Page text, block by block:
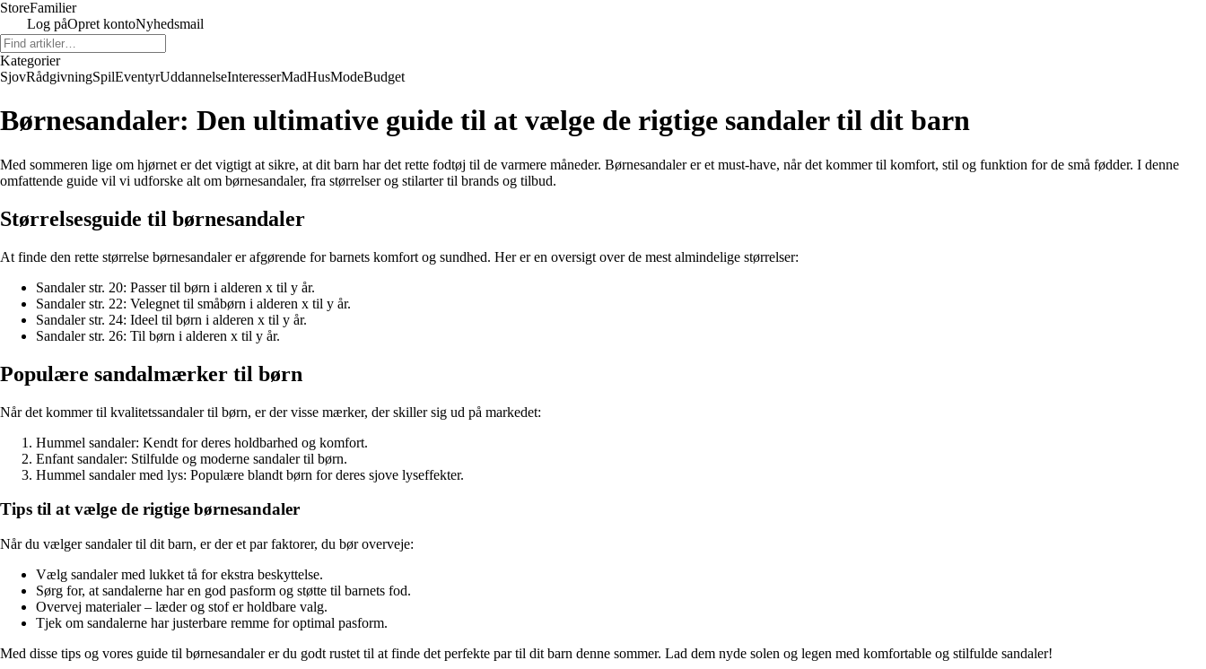
StoreFamilier
Log påOpret kontoNyhedsmail
Kategorier
SjovRådgivningSpilEventyrUddannelseInteresserMadHusModeBudget
Børnesandaler: Den ultimative guide til at vælge de rigtige sandaler til dit barn
Med sommeren lige om hjørnet er det vigtigt at sikre, at dit barn har det rette fodtøj til de varmere måneder. Børnesandaler er et must-have, når det kommer til komfort, stil og funktion for de små fødder. I denne
omfattende guide vil vi udforske alt om børnesandaler, fra størrelser og stilarter til brands og tilbud.
Størrelsesguide til børnesandaler
At finde den rette størrelse børnesandaler er afgørende for barnets komfort og sundhed. Her er en oversigt over de mest almindelige størrelser:
Sandaler str. 20: Passer til børn i alderen x til y år.
Sandaler str. 22: Velegnet til småbørn i alderen x til y år.
Sandaler str. 24: Ideel til børn i alderen x til y år.
Sandaler str. 26: Til børn i alderen x til y år.
Populære sandalmærker til børn
Når det kommer til kvalitetssandaler til børn, er der visse mærker, der skiller sig ud på markedet:
Hummel sandaler: Kendt for deres holdbarhed og komfort.
Enfant sandaler: Stilfulde og moderne sandaler til børn.
Hummel sandaler med lys: Populære blandt børn for deres sjove lyseffekter.
Tips til at vælge de rigtige børnesandaler
Når du vælger sandaler til dit barn, er der et par faktorer, du bør overveje:
Vælg sandaler med lukket tå for ekstra beskyttelse.
Sørg for, at sandalerne har en god pasform og støtte til barnets fod.
Overvej materialer – læder og stof er holdbare valg.
Tjek om sandalerne har justerbare remme for optimal pasform.
Med disse tips og vores guide til børnesandaler er du godt rustet til at finde det perfekte par til dit barn denne sommer. Lad dem nyde solen og legen med komfortable og stilfulde sandaler!